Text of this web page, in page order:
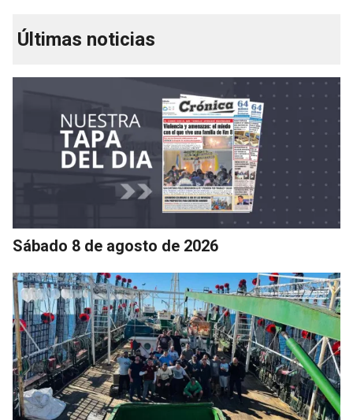
Últimas noticias
Sábado 8 de agosto de 2026